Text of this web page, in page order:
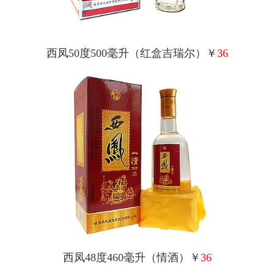
西凤50度500毫升（红盒吉瑞尔）￥ 36
西凤48度460毫升（情酒）￥ 36